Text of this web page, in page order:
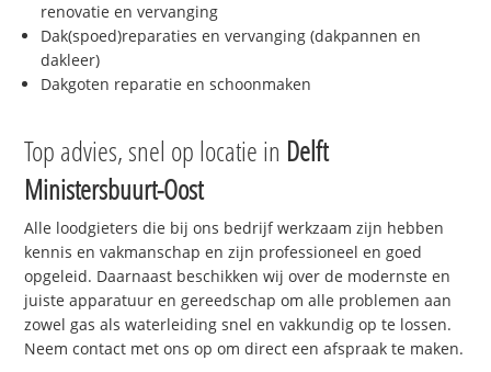
renovatie en vervanging
Dak(spoed)reparaties en vervanging (dakpannen en
dakleer)
Dakgoten reparatie en schoonmaken
Top advies, snel op locatie in Delft
Ministersbuurt-Oost
Alle loodgieters die bij ons bedrijf werkzaam zijn hebben
kennis en vakmanschap en zijn professioneel en goed
opgeleid. Daarnaast beschikken wij over de modernste en
juiste apparatuur en gereedschap om alle problemen aan
zowel gas als waterleiding snel en vakkundig op te lossen.
Neem contact met ons op om direct een afspraak te maken.